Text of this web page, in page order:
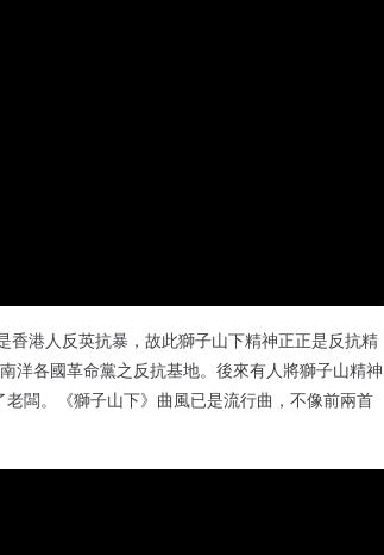
港人反英抗暴，故此獅子山下精神正正是反抗精
洋各國革命黨之反抗基地。後來有人將獅子山精神
闆。《獅子山下》曲風已是流行曲，不像前兩首